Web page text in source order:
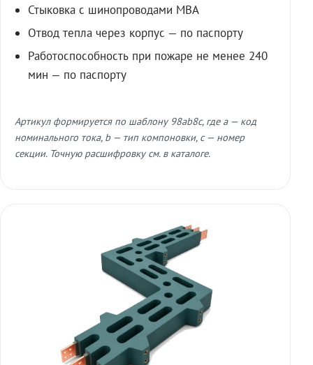
Стыковка с шинопроводами МВА
Отвод тепла через корпус — по паспорту
Работоспособность при пожаре не менее 240
мин — по паспорту
Артикул формируется по шаблону 98ab8c, где a — код
номинального тока, b — тип компоновки, c — номер
секции. Точную расшифровку см. в каталоге.